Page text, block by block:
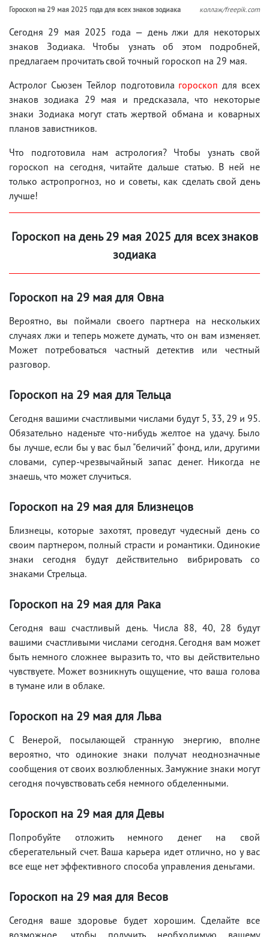
Гороскоп на 29 мая 2025 года для всех знаков зодиака коллаж/freepik.com
Сегодня 29 мая 2025 года — день лжи для некоторых
знаков Зодиака. Чтобы узнать об этом подробней,
предлагаем прочитать свой точный гороскоп на 29 мая.
Астролог Сьюзен Тейлор подготовила гороскоп для всех
знаков зодиака 29 мая и предсказала, что некоторые
знаки Зодиака могут стать жертвой обмана и коварных
планов завистников.
Что подготовила нам астрология? Чтобы узнать свой
гороскоп на сегодня, читайте дальше статью. В ней не
только астропрогноз, но и советы, как сделать свой день
лучше!
Гороскоп на день 29 мая 2025 для всех знаков
зодиака
Гороскоп на 29 мая для Овна
Вероятно, вы поймали своего партнера на нескольких
случаях лжи и теперь можете думать, что он вам изменяет.
Может потребоваться частный детектив или честный
разговор.
Гороскоп на 29 мая для Тельца
Сегодня вашими счастливыми числами будут 5, 33, 29 и 95.
Обязательно наденьте что-нибудь желтое на удачу. Было
бы лучше, если бы у вас был "беличий" фонд, или, другими
словами, супер-чрезвычайный запас денег. Никогда не
знаешь, что может случиться.
Гороскоп на 29 мая для Близнецов
Близнецы, которые захотят, проведут чудесный день со
своим партнером, полный страсти и романтики. Одинокие
знаки сегодня будут действительно вибрировать со
знаками Стрельца.
Гороскоп на 29 мая для Рака
Сегодня ваш счастливый день. Числа 88, 40, 28 будут
вашими счастливыми числами сегодня. Сегодня вам может
быть немного сложнее выразить то, что вы действительно
чувствуете. Может возникнуть ощущение, что ваша голова
в тумане или в облаке.
Гороскоп на 29 мая для Льва
С Венерой, посылающей странную энергию, вполне
вероятно, что одинокие знаки получат неоднозначные
сообщения от своих возлюбленных. Замужние знаки могут
сегодня почувствовать себя немного обделенными.
Гороскоп на 29 мая для Девы
Попробуйте отложить немного денег на свой
сберегательный счет. Ваша карьера идет отлично, но у вас
все еще нет эффективного способа управления деньгами.
Гороскоп на 29 мая для Весов
Сегодня ваше здоровье будет хорошим. Сделайте все
возможное, чтобы получить необходимую вашему